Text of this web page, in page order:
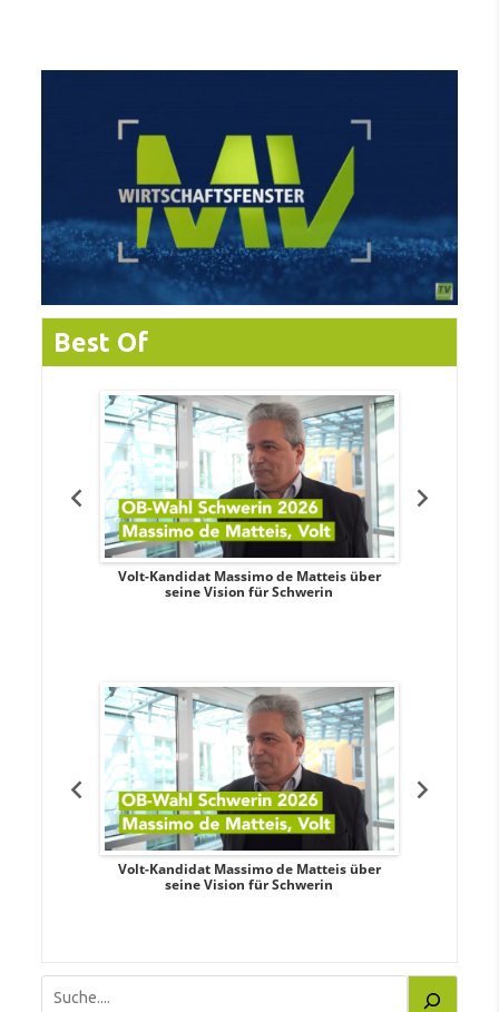
Best Of
Volt-Kandidat Massimo de Matteis über
seine Vision für Schwerin
Volt-Kandidat Massimo de Matteis über
seine Vision für Schwerin
Suchen